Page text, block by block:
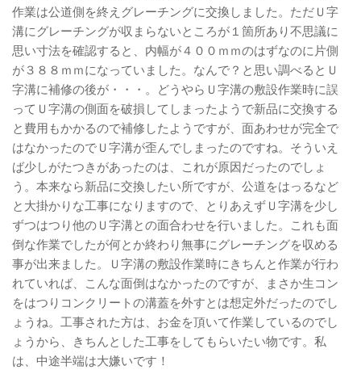
作業は公道側を終えグレーチングに交換しました。ただＵ字
溝にグレーチングが収まらないところが１箇所あり不思議に
思い寸法を確認すると、内幅が４００ｍｍのはずなのに片側
が３８８ｍｍになっていました。なんで？と思い調べるとＵ
字溝に補修の後が・・・。どうやらＵ字溝の敷設作業時に誤
ってＵ字溝の側面を破損してしまったようで新品に交換する
と費用もかかるので補修したようですが、面あわせが完全で
はなかったのでＵ字溝が歪んでしまったのですね。そういえ
ば少しがたつきがあったのは、これが原因だったのでしょ
う。本来なら新品に交換したい所ですが、公道をはっるなど
と大掛かりな工事になりますので、とりあえずＵ字溝を少し
ずつはつり他のＵ字溝との面合わせを行いました。これも面
倒な作業でしたが何とか終わり無事にグレーチングを収める
事が出来ました。Ｕ字溝の敷設作業時にきちんと作業が行わ
れていれば、こんな面倒はなかったのですが、まさか生コン
をはつりコンクリートの溝蓋を外すとは想定外だったのでし
ょうね。工事された方は、お金を頂いて作業しているのでし
ょうから、きちんとした工事をしてもらいたい物です。私
は、中途半端は大嫌いです！